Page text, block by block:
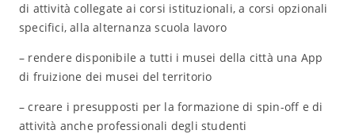
di attività collegate ai corsi istituzionali, a corsi opzionali
specifici, alla alternanza scuola lavoro
– rendere disponibile a tutti i musei della città una App
di fruizione dei musei del territorio
– creare i presupposti per la formazione di spin-off e di
attività anche professionali degli studenti